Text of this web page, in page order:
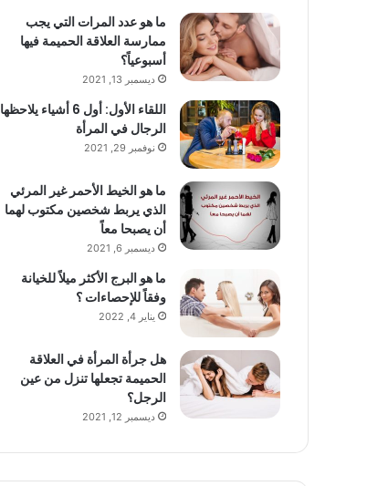
ما هو عدد المرات التي يجب
ممارسة العلاقة الحميمة فيها
أسبوعياً؟
ديسمبر 13, 2021
اللقاء الأول: أول 6 أشياء يلاحظها
الرجال في المرأة
نوفمبر 29, 2021
ما هو الخيط الأحمر غير المرئي
الذي يربط شخصين مكتوب لهما
أن يصبحا معاً
ديسمبر 6, 2021
ما هو البرج الأكثر ميلاً للخيانة
وفقاً للإحصاءات ؟
يناير 4, 2022
هل جرأة المرأة في العلاقة
الحميمة تجعلها تنزل من عين
الرجل؟
ديسمبر 12, 2021